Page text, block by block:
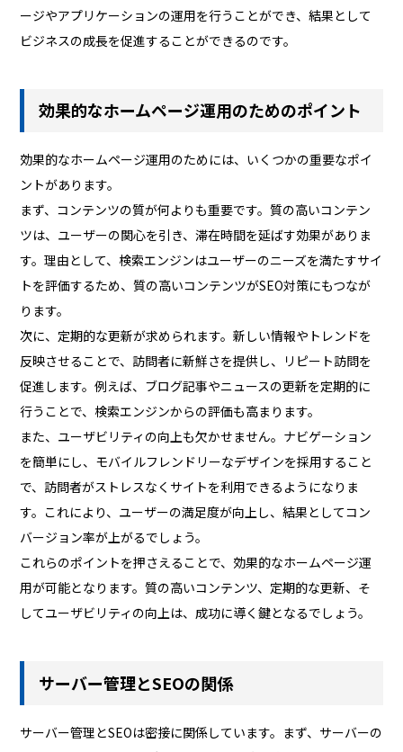
ージやアプリケーションの運用を行うことができ、結果として
ビジネスの成長を促進することができるのです。
効果的なホームページ運用のためのポイント
効果的なホームページ運用のためには、いくつかの重要なポイ
ントがあります。
まず、コンテンツの質が何よりも重要です。質の高いコンテン
ツは、ユーザーの関心を引き、滞在時間を延ばす効果がありま
す。理由として、検索エンジンはユーザーのニーズを満たすサイ
トを評価するため、質の高いコンテンツがSEO対策にもつなが
ります。
次に、定期的な更新が求められます。新しい情報やトレンドを
反映させることで、訪問者に新鮮さを提供し、リピート訪問を
促進します。例えば、ブログ記事やニュースの更新を定期的に
行うことで、検索エンジンからの評価も高まります。
また、ユーザビリティの向上も欠かせません。ナビゲーション
を簡単にし、モバイルフレンドリーなデザインを採用すること
で、訪問者がストレスなくサイトを利用できるようになりま
す。これにより、ユーザーの満足度が向上し、結果としてコン
バージョン率が上がるでしょう。
これらのポイントを押さえることで、効果的なホームページ運
用が可能となります。質の高いコンテンツ、定期的な更新、そ
してユーザビリティの向上は、成功に導く鍵となるでしょう。
サーバー管理とSEOの関係
サーバー管理とSEOは密接に関係しています。まず、サーバーの